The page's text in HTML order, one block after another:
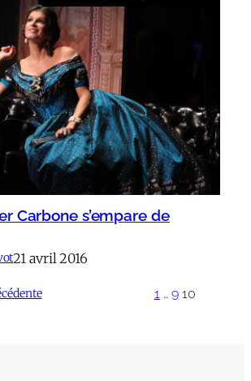
Carbone s’empare de
21 avril 2016
1 … 9 10